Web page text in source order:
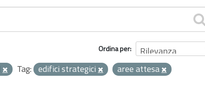
Ordina per
Tag: edifici strategici
aree attesa